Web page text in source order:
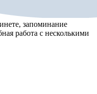
запоминание
работа с несколькими